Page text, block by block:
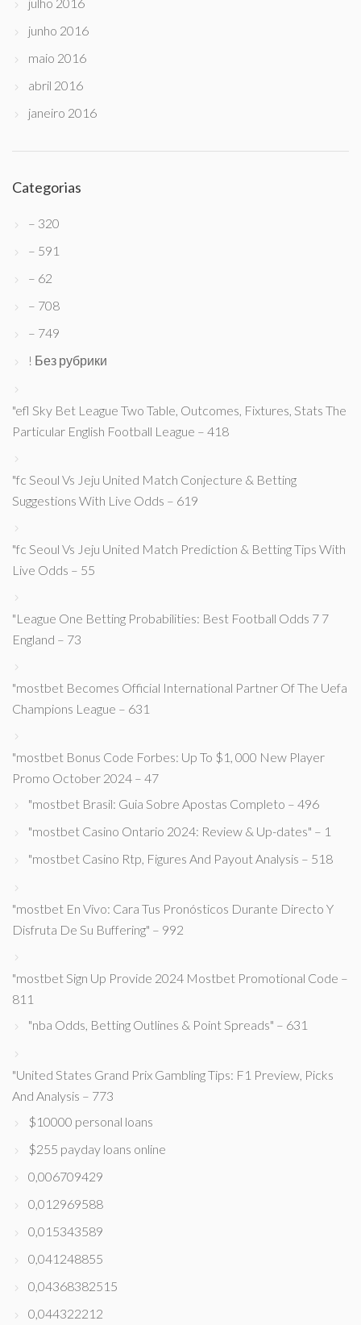
junho 2016
maio 2016
abril 2016
janeiro 2016
Categorias
– 320
– 591
– 62
– 708
– 749
! Без рубрики
"efl Sky Bet League Two Table, Outcomes, Fixtures, Stats The
Particular English Football League – 418
"fc Seoul Vs Jeju United Match Conjecture & Betting
Suggestions With Live Odds – 619
"fc Seoul Vs Jeju United Match Prediction & Betting Tips With
Live Odds – 55
"League One Betting Probabilities: Best Football Odds 7 7
England – 73
"mostbet Becomes Official International Partner Of The Uefa
Champions League – 631
"mostbet Bonus Code Forbes: Up To $1, 000 New Player
Promo October 2024 – 47
"mostbet Brasil: Guia Sobre Apostas Completo – 496
"mostbet Casino Ontario 2024: Review & Up-dates" – 1
"mostbet Casino Rtp, Figures And Payout Analysis – 518
"mostbet En Vivo: Cara Tus Pronósticos Durante Directo Y
Disfruta De Su Buffering" – 992
"mostbet Sign Up Provide 2024 Mostbet Promotional Code –
811
"nba Odds, Betting Outlines & Point Spreads" – 631
"United States Grand Prix Gambling Tips: F1 Preview, Picks
And Analysis – 773
$10000 personal loans
$255 payday loans online
0,006709429
0,012969588
0,015343589
0,041248855
0,04368382515
0,044322212